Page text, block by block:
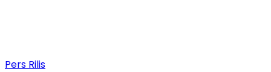
Pers Rilis